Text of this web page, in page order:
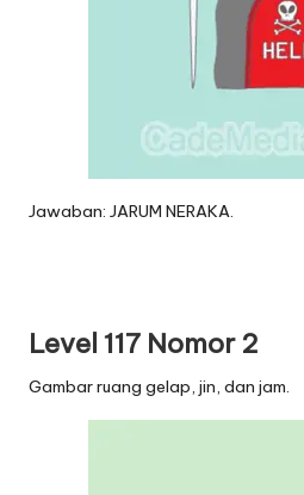
Jawaban: JARUM NERAKA.
Level 117 Nomor 2
Gambar ruang gelap, jin, dan jam.